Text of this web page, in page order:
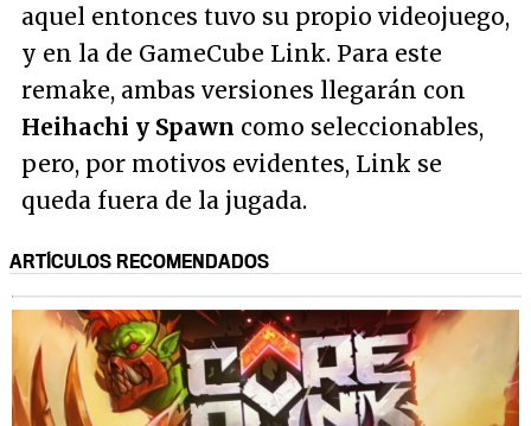
aquel entonces tuvo su propio videojuego,
y en la de GameCube Link. Para este
remake, ambas versiones llegarán con
Heihachi y Spawn como seleccionables,
pero, por motivos evidentes, Link se
queda fuera de la jugada.
ARTÍCULOS RECOMENDADOS